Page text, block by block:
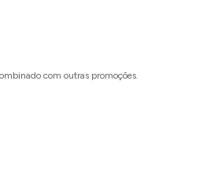
com outras promoções.